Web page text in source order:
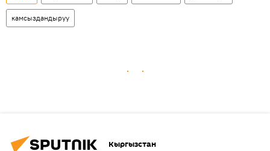
камсыздандыруу
Кыргызстан